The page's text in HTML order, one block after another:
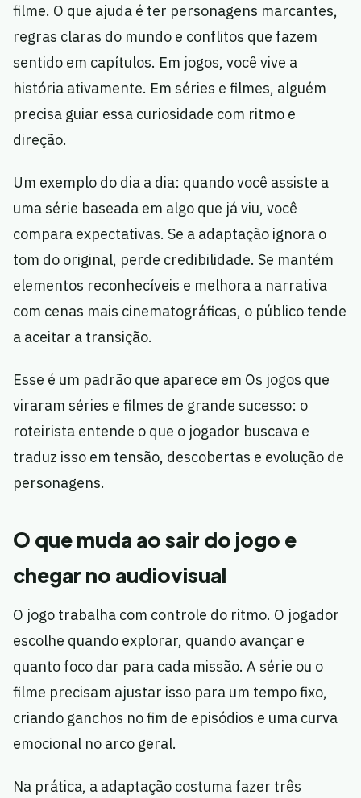
filme. O que ajuda é ter personagens marcantes,
regras claras do mundo e conflitos que fazem
sentido em capítulos. Em jogos, você vive a
história ativamente. Em séries e filmes, alguém
precisa guiar essa curiosidade com ritmo e
direção.
Um exemplo do dia a dia: quando você assiste a
uma série baseada em algo que já viu, você
compara expectativas. Se a adaptação ignora o
tom do original, perde credibilidade. Se mantém
elementos reconhecíveis e melhora a narrativa
com cenas mais cinematográficas, o público tende
a aceitar a transição.
Esse é um padrão que aparece em Os jogos que
viraram séries e filmes de grande sucesso: o
roteirista entende o que o jogador buscava e
traduz isso em tensão, descobertas e evolução de
personagens.
O que muda ao sair do jogo e
chegar no audiovisual
O jogo trabalha com controle do ritmo. O jogador
escolhe quando explorar, quando avançar e
quanto foco dar para cada missão. A série ou o
filme precisam ajustar isso para um tempo fixo,
criando ganchos no fim de episódios e uma curva
emocional no arco geral.
Na prática, a adaptação costuma fazer três